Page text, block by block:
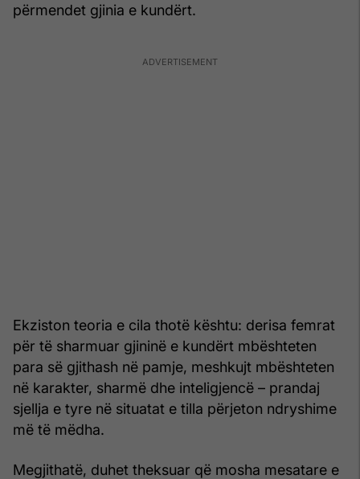
përmendet gjinia e kundërt.
Ekziston teoria e cila thotë kështu: derisa femrat
për të sharmuar gjininë e kundërt mbështeten
para së gjithash në pamje, meshkujt mbështeten
në karakter, sharmë dhe inteligjencë – prandaj
sjellja e tyre në situatat e tilla përjeton ndryshime
më të mëdha.
Megjithatë, duhet theksuar që mosha mesatare e